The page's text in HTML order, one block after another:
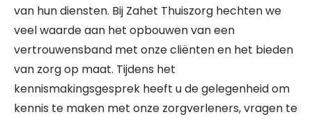
van hun diensten. Bij Zahet Thuiszorg hechten we
veel waarde aan het opbouwen van een
vertrouwensband met onze cliënten en het bieden
van zorg op maat. Tijdens het
kennismakingsgesprek heeft u de gelegenheid om
kennis te maken met onze zorgverleners, vragen te